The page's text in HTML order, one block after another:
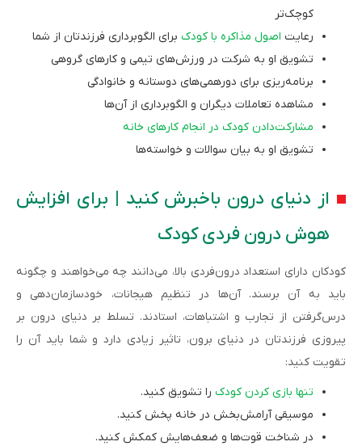
کوچک‌تر
رعایت اصول مذاکره با کودک برای الگوبرداری فرزندتان از شما
تشویق او به شرکت در ورزش‌های تیمی و کارهای گروهی
برنامه‌ریزی برای دورهمی‌های دوستانه و خانوادگی
مشاهده تعاملات دیگران و الگوبرداری از آن‌ها
مشارکت‌دادن کودک در انجام کارهای خانه
تشویق او به بیان سوالات و خواسته‌ها
از دنیای درون باخبرش کنید | برای افزایش
هوش درون فردی کودک
کودکان دارای استعداد درون‌فردی بالا، می‌دانند چه می‌خواهند و چگونه
باید به آن برسند. آن‌ها در تنظیم هیجانات، خودسازمان‌دهی و
درس‌گرفتن از تجارب و اشتباهات، استادند. تسلط بر دنیای درون بر
پیروزی فرزندتان در دنیای برون، تاثیر زیادی دارد و شما باید آن را
تقویت کنید:
تنها بازی کردن کودک را تشویق کنید.
موسیقی آرامش‌بخش در خانه پخش کنید.
در شناخت قوت‌ها و ضعف‌هایش کمکش کنید.